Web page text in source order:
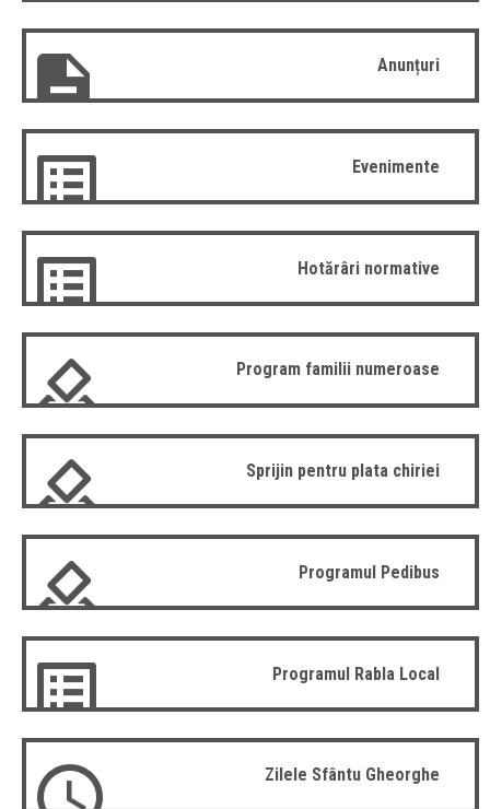
Anunțuri
Evenimente
Hotărâri normative
Program familii numeroase
Sprijin pentru plata chiriei
Programul Pedibus
Programul Rabla Local
Zilele Sfântu Gheorghe